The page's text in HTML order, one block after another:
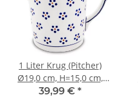
1 Liter Krug (Pitcher)
Ø19,0 cm, H=15,0 cm,
Dekor 1
39,99 € *